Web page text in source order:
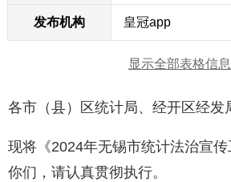
发布机构 皇冠app
显示全部表格信息
各市（县）区统计局、经开区经发
现将《2024年无锡市统计法治宣
你们，请认真贯彻执行。